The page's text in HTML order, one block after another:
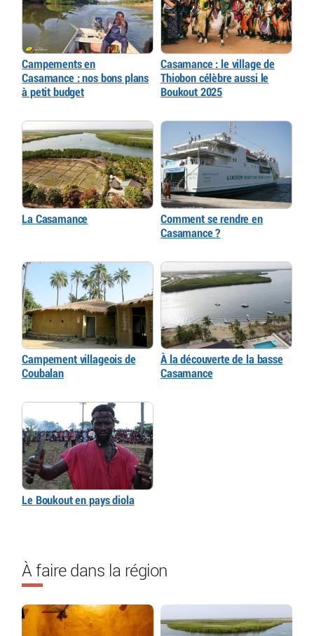
Campements en
Casamance : nos bons plans
à petit budget
Casamance : le village de
Thiobon célèbre aussi le
Boukout 2025
La Casamance
Comment se rendre en
Casamance ?
Campement villageois de
Coubalan
À la découverte de la basse
Casamance
Le Boukout en pays diola
À faire dans la région